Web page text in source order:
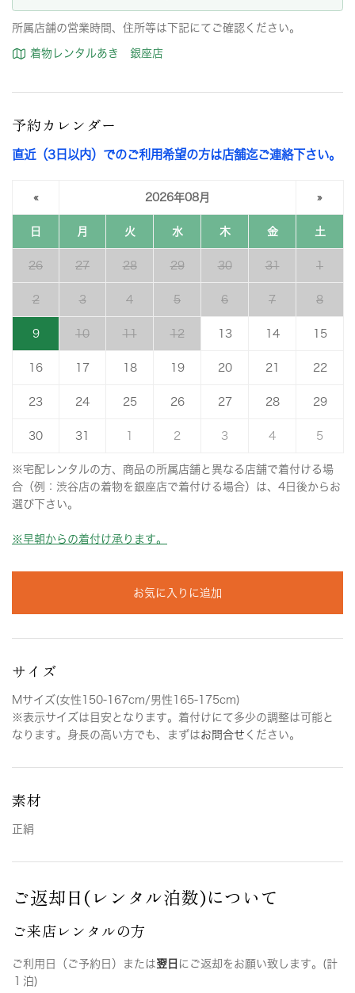
所属店舗の営業時間、住所等は下記にてご確認ください。
着物レンタルあき 銀座店
予約カレンダー
直近（3日以内）でのご利用希望の方は店舗迄ご連絡下さい。
« 2026年08月 »
日 月 火 水 木 金 土
26 27 28 29 30 31 1
2 3 4 5 6 7 8
9 10 11 12 13 14 15
16 17 18 19 20 21 22
23 24 25 26 27 28 29
30 31 2 3 4 5
※宅配レンタルの方、商品の所属店舗と異なる店舗で着付ける場
合（例：渋谷店の着物を銀座店で着付ける場合）は、4日後からお
選び下さい。
※早朝からの着付け承ります。
お気に入りに追加
サイズ
Mサイズ(女性150-167cm/男性165-175cm)
※表示サイズは目安となります。着付けにて多少の調整は可能と
なります。身長の高い方でも、まずはお問合せ ください。
素材
正絹
ご返却日(レンタル泊数)について
ご来店レンタルの方
ご利用日（ご予約日）または翌日 にご返却をお願い致します。(計
１泊)